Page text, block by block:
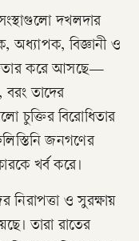
দখলদার
অধ্যাপক, বিজ্ঞানী ও
করে আসছে—
তাদের
চুক্তির বিরোধিতার
জনগণের
খর্ব করে।
নিরাপত্তা ও সুরক্ষায়
তারা রাতের